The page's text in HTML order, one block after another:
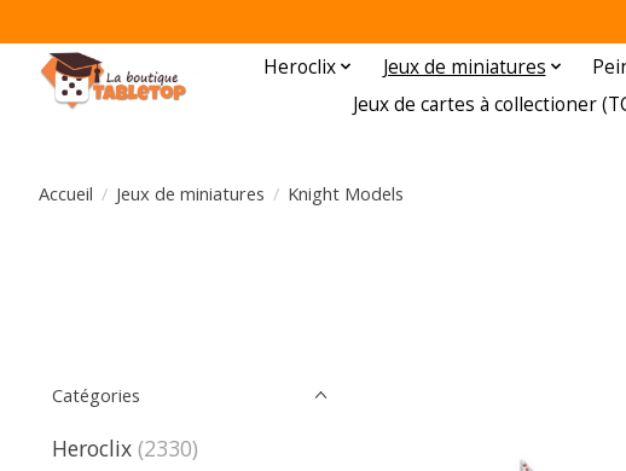
Heroclix Jeux de miniatures
Jeux de cartes à collectioner
Accueil / Jeux de miniatures / Knight Models
Catégories
Heroclix (2330)